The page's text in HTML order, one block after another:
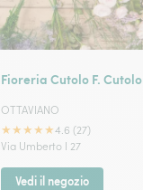
Fioreria Cutolo F. Cutolo
OTTAVIANO
★★★★★4.6 (27)
Via Umberto I 27
Vedi il negozio